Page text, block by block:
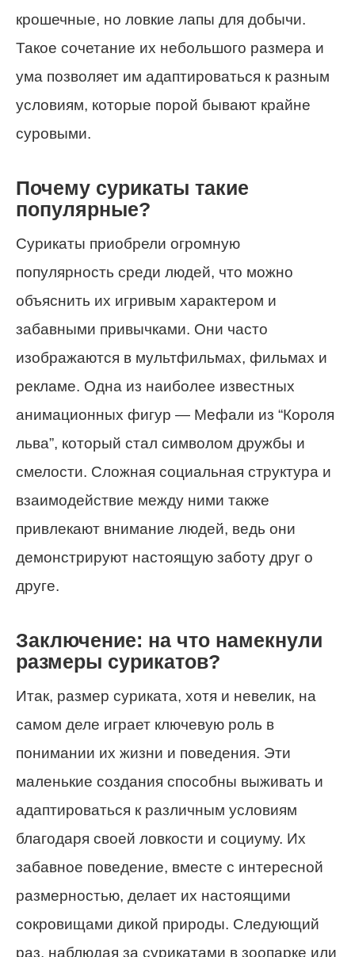
крошечные, но ловкие лапы для добычи.
Такое сочетание их небольшого размера и
ума позволяет им адаптироваться к разным
условиям, которые порой бывают крайне
суровыми.
Почему сурикаты такие
популярные?
Сурикаты приобрели огромную
популярность среди людей, что можно
объяснить их игривым характером и
забавными привычками. Они часто
изображаются в мультфильмах, фильмах и
рекламе. Одна из наиболее известных
анимационных фигур — Мефали из “Короля
льва”, который стал символом дружбы и
смелости. Сложная социальная структура и
взаимодействие между ними также
привлекают внимание людей, ведь они
демонстрируют настоящую заботу друг о
друге.
Заключение: на что намекнули
размеры сурикатов?
Итак, размер суриката, хотя и невелик, на
самом деле играет ключевую роль в
понимании их жизни и поведения. Эти
маленькие создания способны выживать и
адаптироваться к различным условиям
благодаря своей ловкости и социуму. Их
забавное поведение, вместе с интересной
размерностью, делает их настоящими
сокровищами дикой природы. Следующий
раз, наблюдая за сурикатами в зоопарке или